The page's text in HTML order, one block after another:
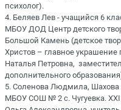
психолог).
4. Беляев Лев - учащийся 6
МБОУ ДОД Центр детского
Большой Камень (детское
Христов – главное украшение
Наталья Петровна,
дополнительного
5. Соленова Людмила, Шахова
МБОУ СОШ № 2 с. Чугуевка. XXI